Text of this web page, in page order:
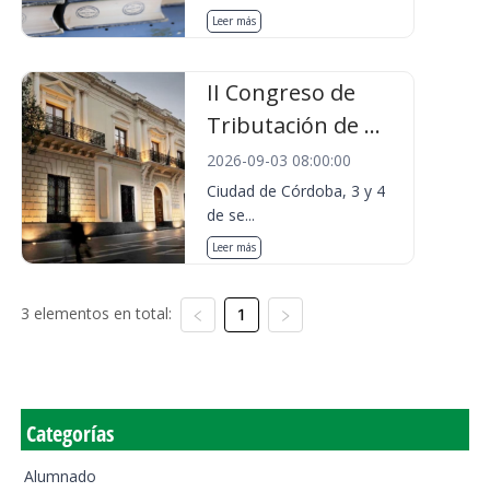
Leer más
II Congreso de
Tributación de ...
2026-09-03 08:00:00
Ciudad de Córdoba, 3 y 4
de se...
Leer más
3 elementos en total: 1
Categorías
Alumnado